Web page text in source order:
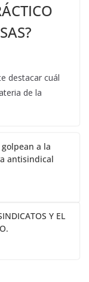
destacar cuál
de la
a la
antisindical
Y EL